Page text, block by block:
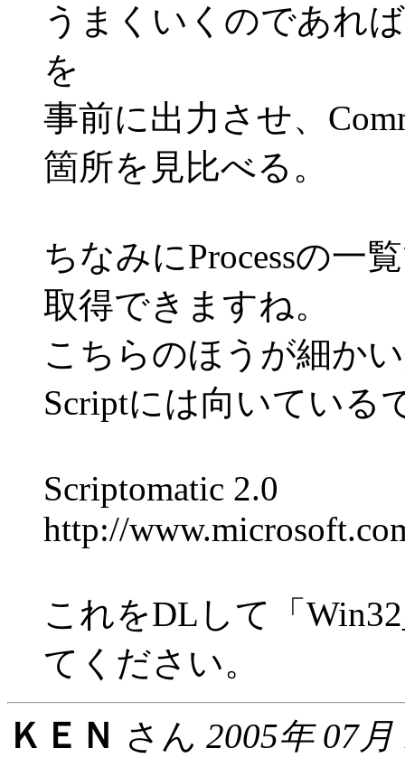
うまくいくのであれ
を
事前に出力させ、
箇所を見比べる。
ちなみにProcessの一
取得できますね。
こちらのほうが細か
Scriptには向いている
Scriptomatic 2.0
http://
これをDLして「
てください。
ＫＥＮ さん 2005年 07